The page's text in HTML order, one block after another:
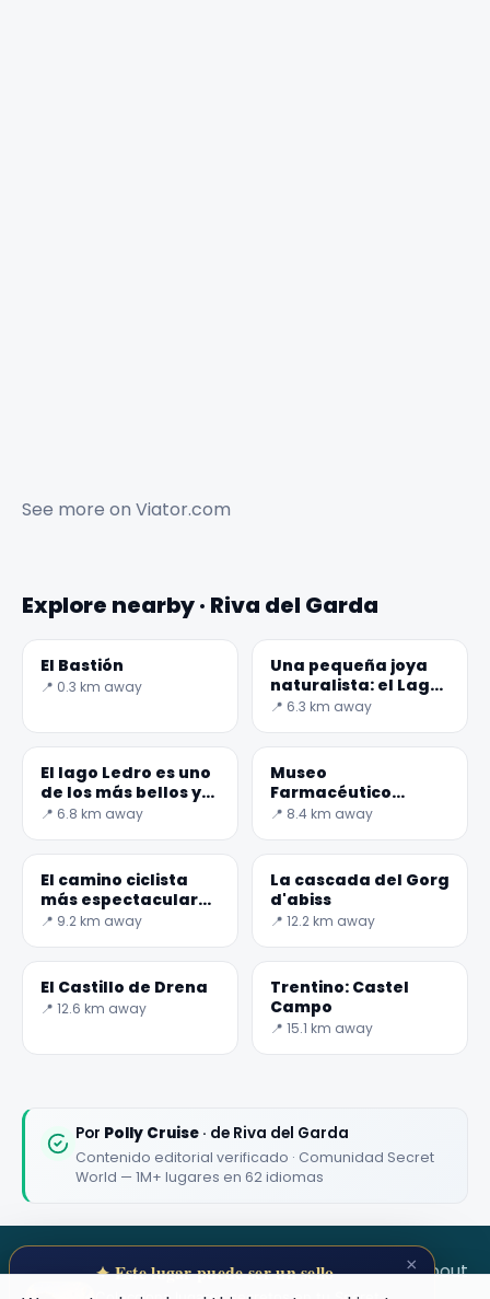
See more on Viator.com
Explore nearby · Riva del Garda
El Bastión
📍 0.3 km away
Una pequeña joya
naturalista: el Lago
Tenno
📍 6.3 km away
El lago Ledro es uno
de los más bellos y
limpios del Trentino
📍 6.8 km away
Museo
Farmacéutico
Foletto
📍 8.4 km away
El camino ciclista
más espectacular
de Europa: la
📍 9.2 km away
La cascada del Gorg
d'abiss
📍 12.2 km away
El Castillo de Drena
📍 12.6 km away
Trentino: Castel
Campo
📍 15.1 km away
Por Polly Cruise · de Riva del Garda
Contenido editorial verificado · Comunidad Secret
World — 1M+ lugares en 62 idiomas
SECRET WORLD TermsPrivacyAbout
✕
★★★★★
1,000,000+ places in your pocket. Free.
×
✦ Este lugar puede ser un sello